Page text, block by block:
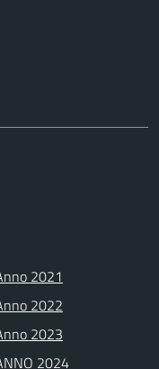
2021
2022
2023
2024